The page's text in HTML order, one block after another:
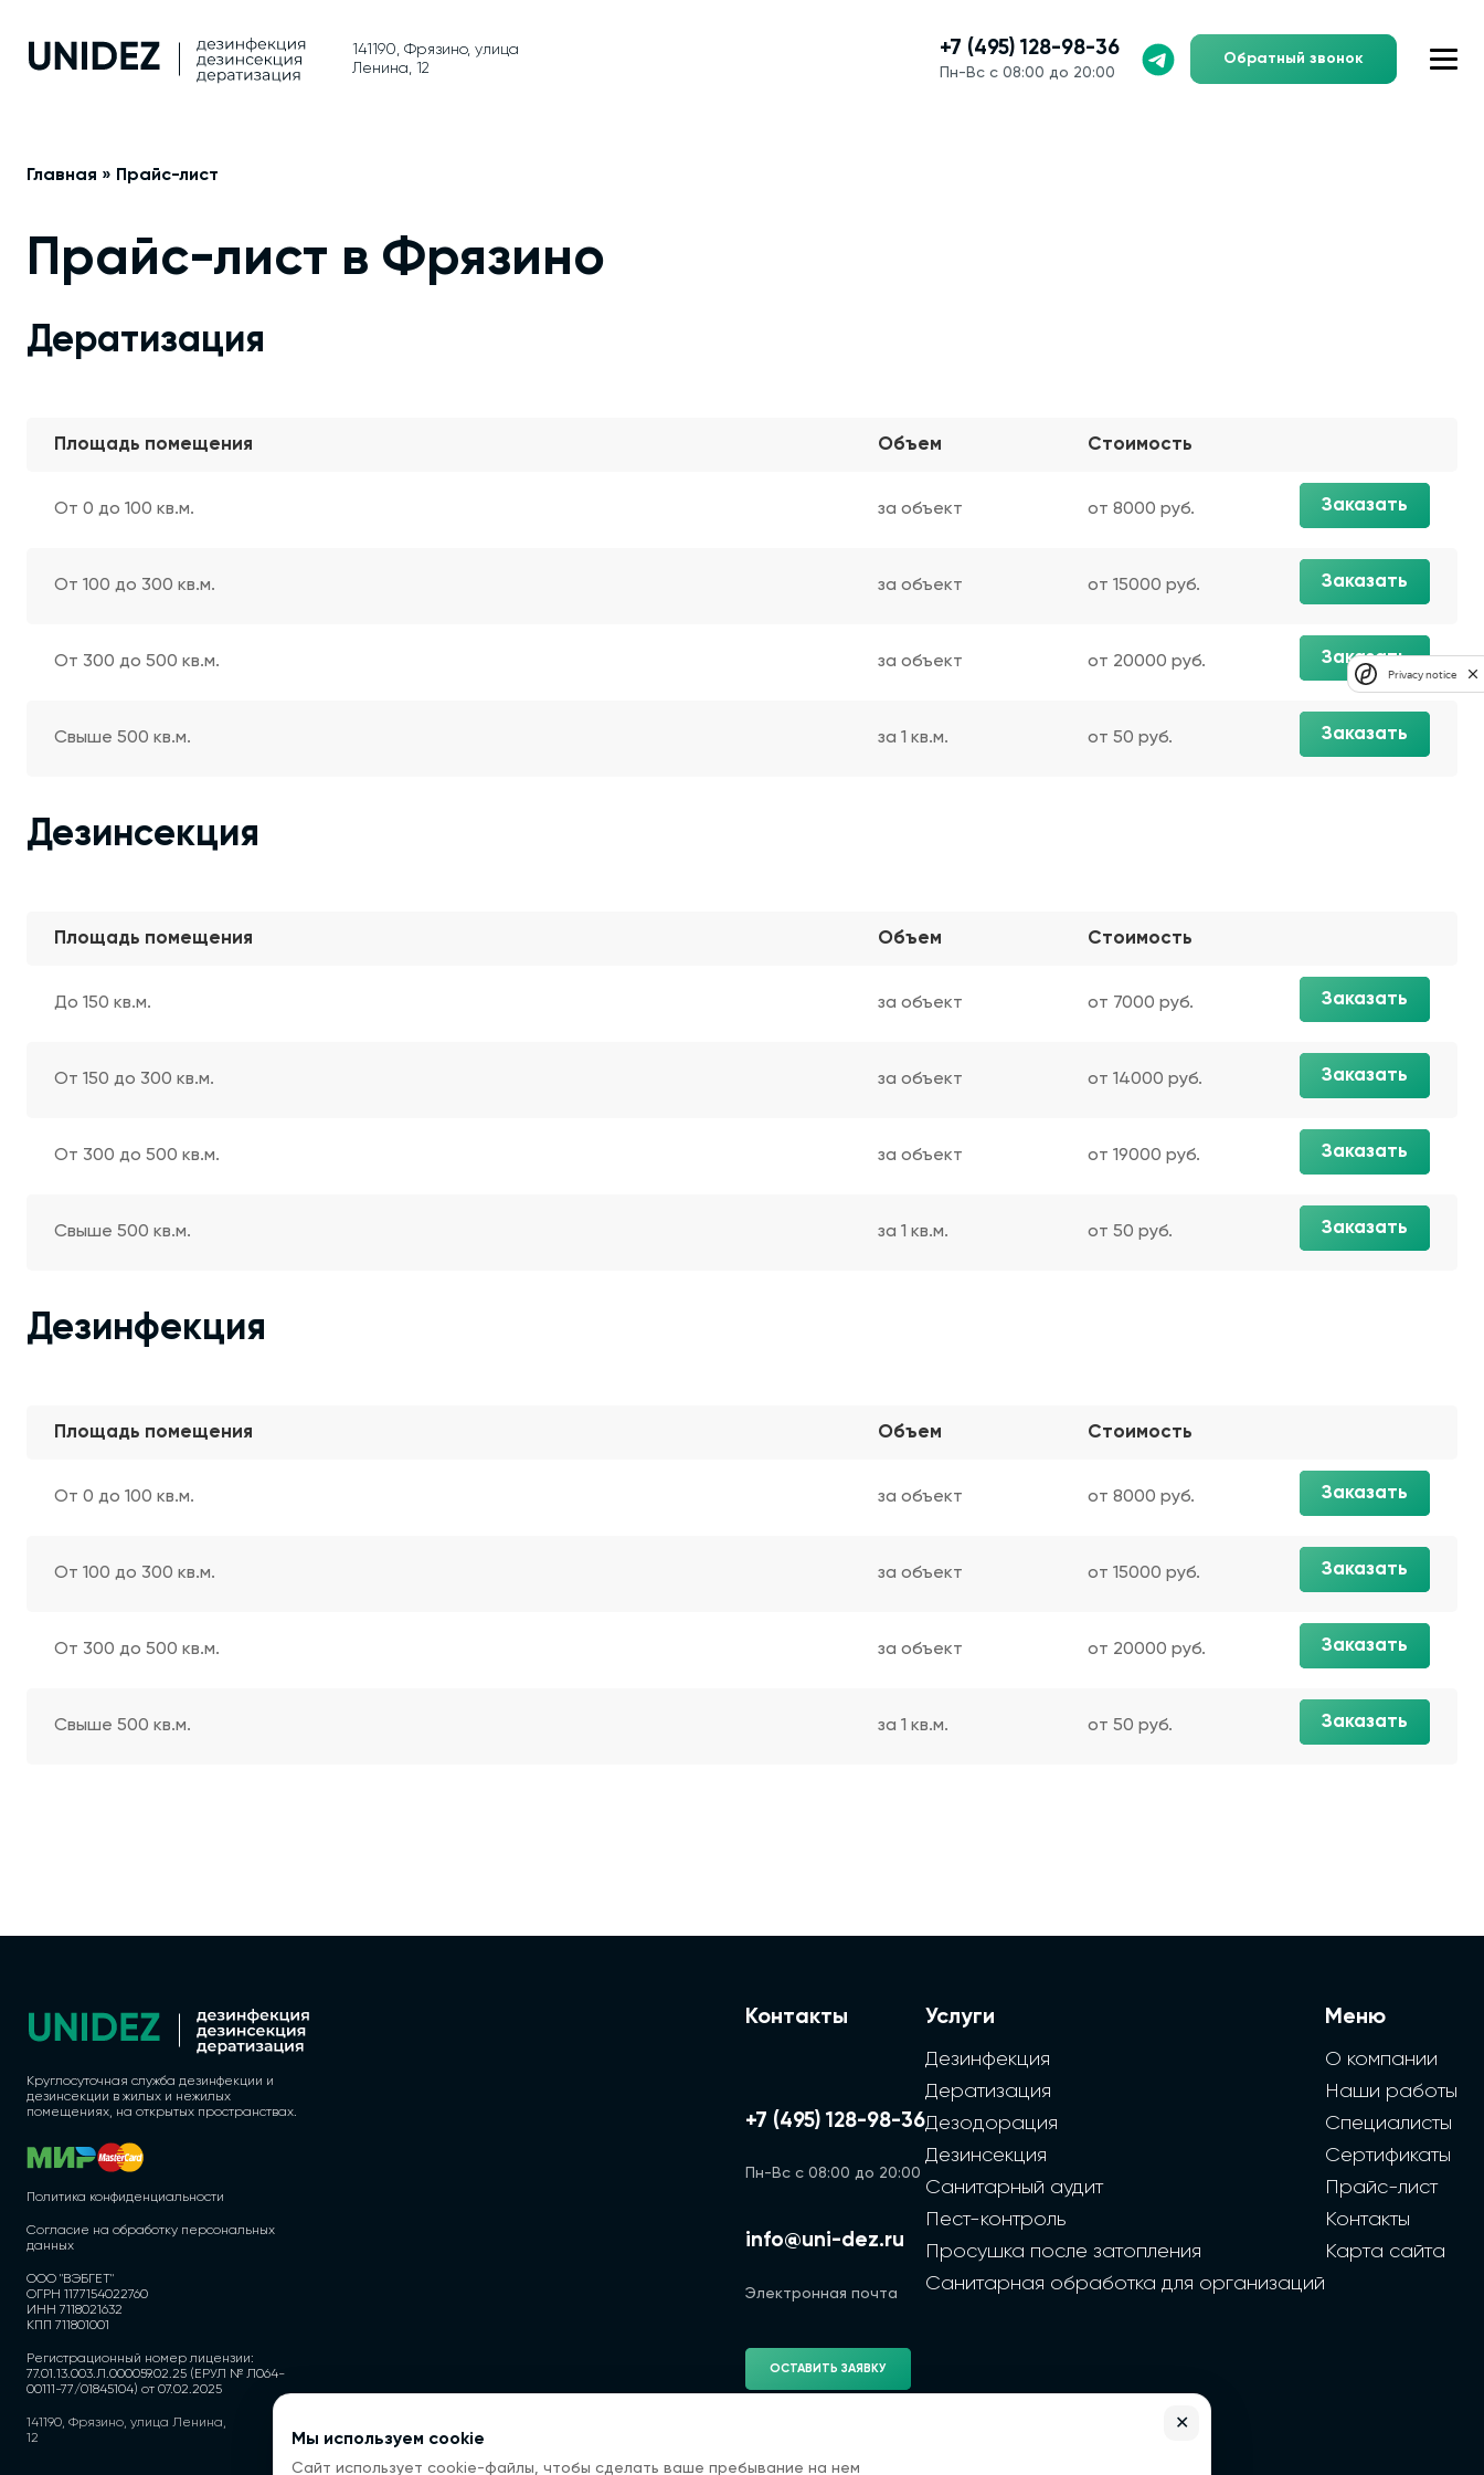
141190, Фрязино, улица
Ленина, 12
+7 (495) 128-98-36
Пн-Вс с 08:00 до 20:00
Обратный звонок
Главная » Прайс-лист
Прайс-лист в Фрязино
Дератизация
Площадь помещения Объем Стоимость
От 0 до 100 кв.м. за объект от 8000 руб. Заказать
От 100 до 300 кв.м. за объект от 15000 руб. Заказать
От 300 до 500 кв.м. за объект от 20000 руб. Заказать
Свыше 500 кв.м. за 1 кв.м. от 50 руб. Заказать
Дезинсекция
Площадь помещения Объем Стоимость
До 150 кв.м. за объект от 7000 руб. Заказать
От 150 до 300 кв.м. за объект от 14000 руб. Заказать
От 300 до 500 кв.м. за объект от 19000 руб. Заказать
Свыше 500 кв.м. за 1 кв.м. от 50 руб. Заказать
Дезинфекция
Площадь помещения Объем Стоимость
От 0 до 100 кв.м. за объект от 8000 руб. Заказать
От 100 до 300 кв.м. за объект от 15000 руб. Заказать
От 300 до 500 кв.м. за объект от 20000 руб. Заказать
Свыше 500 кв.м. за 1 кв.м. от 50 руб. Заказать
Круглосуточная служба дезинфекции и
дезинсекции в жилых и нежилых
помещениях, на открытых пространствах.
Политика конфиденциальности
Согласие на обработку персональных
данных
ООО "ВЭБГЕТ"
ОГРН 1177154022760
ИНН 7118021632
КПП 711801001
Регистрационный номер лицензии:
77.01.13.003.Л.000059.02.25 (ЕРУЛ № Л064-
00111-77/01845104) от 07.02.2025
141190, Фрязино, улица Ленина,
12
Контакты
+7 (495) 128-98-36
Пн-Вс с 08:00 до 20:00
info@uni-dez.ru
Электронная почта
ОСТАВИТЬ ЗАЯВКУ
Услуги
Дезинфекция
Дератизация
Дезодорация
Дезинсекция
Санитарный аудит
Пест-контроль
Просушка после затопления
Санитарная обработка для организаций
Меню
О компании
Наши работы
Специалисты
Сертификаты
Прайс-лист
Контакты
Карта сайта
Мы используем cookie
Сайт использует cookie-файлы, чтобы сделать ваше пребывание на нем
✕
Privacy notice